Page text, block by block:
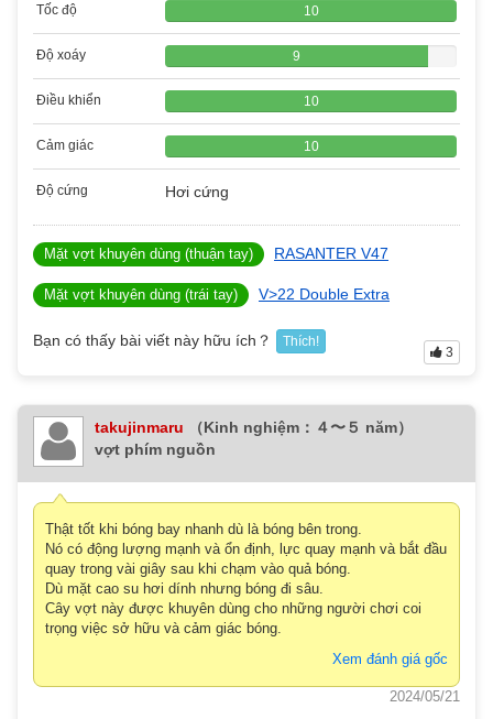
Tốc độ 10
Độ xoáy 9
Điều khiển 10
Cảm giác 10
Độ cứng Hơi cứng
Mặt vợt khuyên dùng (thuận tay) RASANTER V47
Mặt vợt khuyên dùng (trái tay) V>22 Double Extra
Bạn có thấy bài viết này hữu ích？ Thích!
3
takujinmaru
（Kinh nghiệm：４〜５ năm）
vợt phím nguồn
Thật tốt khi bóng bay nhanh dù là bóng bên trong.
Nó có động lượng mạnh và ổn định, lực quay mạnh và bắt đầu
quay trong vài giây sau khi chạm vào quả bóng.
Dù mặt cao su hơi dính nhưng bóng đi sâu.
Cây vợt này được khuyên dùng cho những người chơi coi
trọng việc sở hữu và cảm giác bóng.
Xem đánh giá gốc
2024/05/21